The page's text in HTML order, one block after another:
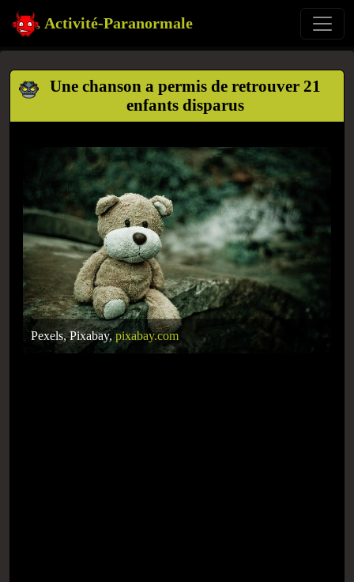
Activité-Paranormale
Une chanson a permis de retrouver 21
enfants disparus
Pexels, Pixabay,pixabay.com